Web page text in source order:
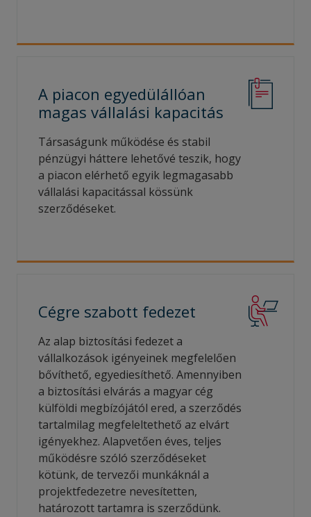
A piacon egyedülállóan
magas vállalási kapacitás
Társaságunk működése és stabil
pénzügyi háttere lehetővé teszik, hogy
a piacon elérhető egyik legmagasabb
vállalási kapacitással kössünk
szerződéseket.
Cégre szabott fedezet
Az alap biztosítási fedezet a
vállalkozások igényeinek megfelelően
bővíthető, egyediesíthető. Amennyiben
a biztosítási elvárás a magyar cég
külföldi megbízójától ered, a szerződés
tartalmilag megfeleltethető az elvárt
igényekhez. Alapvetően éves, teljes
működésre szóló szerződéseket
kötünk, de tervezői munkáknál a
projektfedezetre nevesítetten,
határozott tartamra is szerződünk.